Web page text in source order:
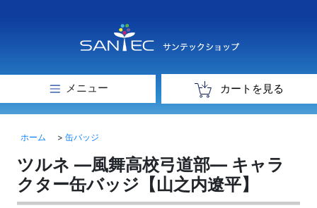
メニュー カートを見る
ホーム > 缶バッジ
ツルネ ―風舞高校弓道部― キャラ
クター缶バッジ【山之内遼平】